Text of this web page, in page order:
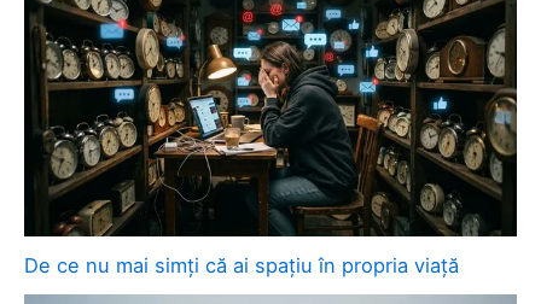
De ce nu mai simți că ai spațiu în propria viață